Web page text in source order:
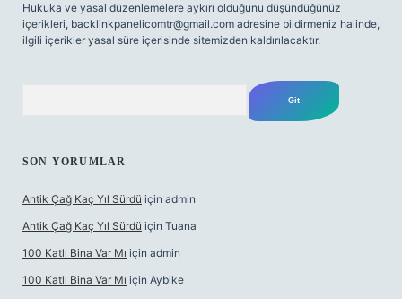
Hukuka ve yasal düzenlemelere aykırı olduğunu düşündüğünüz
içerikleri, backlinkpanelicomtr@gmail.com adresine bildirmeniz halinde,
ilgili içerikler yasal süre içerisinde sitemizden kaldırılacaktır.
SON YORUMLAR
Antik Çağ Kaç Yıl Sürdü için admin
Antik Çağ Kaç Yıl Sürdü için Tuana
100 Katlı Bina Var Mı için admin
100 Katlı Bina Var Mı için Aybike